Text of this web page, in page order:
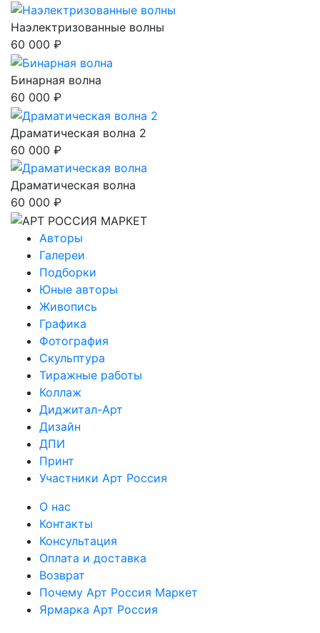
Наэлектризованные волны
60 000 ₽
Бинарная волна
60 000 ₽
Драматическая волна 2
60 000 ₽
Драматическая волна
60 000 ₽
Авторы
Галереи
Подборки
Юные авторы
Живопись
Графика
Фотография
Скульптура
Тиражные работы
Коллаж
Диджитал-Арт
Дизайн
ДПИ
Принт
Участники Арт Россия
О нас
Контакты
Консультация
Оплата и доставка
Возврат
Почему Арт Россия Маркет
Ярмарка Арт Россия